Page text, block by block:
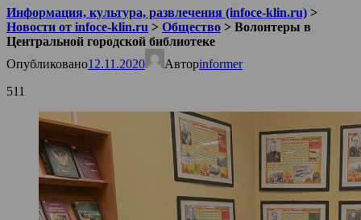
Информация, культура, развлечения (infoce-klin.ru) >
Новости от infoce-klin.ru > Общество > Волонтеры в
Центральной городской библиотеке
Опубликовано12.11.2020 Авторinformer
511